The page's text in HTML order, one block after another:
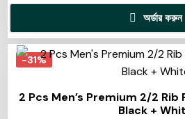
অর্ডার করুন
-31%
2 Pcs Men’s Premium 2/2
Black +